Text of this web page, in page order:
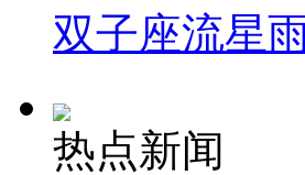
双子座流星
热点新闻